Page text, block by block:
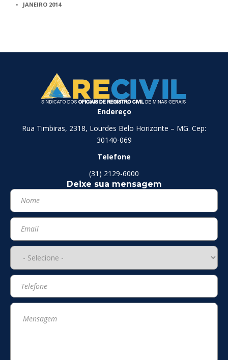
JANEIRO 2014
Endereço
Rua Timbiras, 2318, Lourdes Belo Horizonte – MG. Cep:
30140-069
Telefone
(31) 2129-6000
Deixe sua mensagem